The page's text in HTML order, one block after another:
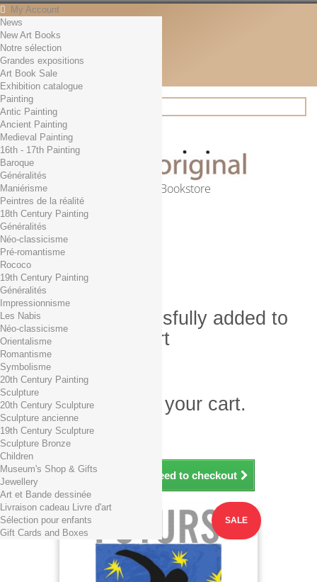
My Account
Contact
English
English
Français
News
Search
Online Art Bookstore
Cart (empty)
No products
Free shipping!
0,00 € Total
Check out
Product successfully added to
your shopping cart
Quantity
Total
There is 1 item in your cart.
Total products (tax incl.)
Total shipping TTC
Total (tax incl.)
Continue shopping Proceed to checkout
News
New Art Books
Notre sélection
Grandes expositions
Art Book Sale
Exhibition catalogue
Painting
Antic Painting
Ancient Painting
Medieval Painting
16th - 17th Painting
Baroque
Généralités
Maniérisme
Peintres de la réalité
18th Century Painting
Généralités
Néo-classicisme
Pré-romantisme
Rococo
19th Century Painting
Généralités
Impressionnisme
Les Nabis
Néo-classicisme
Orientalisme
Romantisme
Symbolisme
20th Century Painting
Sculpture
20th Century Sculpture
Sculpture ancienne
19th Century Sculpture
Sculpture Bronze
Children
Museum's Shop & Gifts
Jewellery
Art et Bande dessinée
Livraison cadeau Livre d'art
Sélection pour enfants
Gift Cards and Boxes
SALE